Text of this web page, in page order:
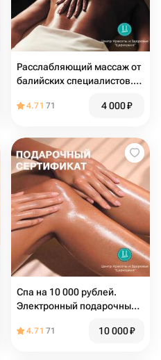
Расслабляющий массаж от
балийских специалистов.
сертификат в СПА
4.71 71 4 000₽
Спа на 10 000 рублей.
Электронный подарочный
4.71 71 10 000₽